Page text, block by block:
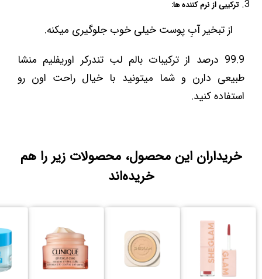
ترکیبی از نرم کننده ها:
از تبخیر آبِ پوست خیلی خوب جلوگیری میکنه.
99.9 درصد از ترکیبات بالم لب تندرکر اوریفلیم منشا
طبیعی دارن و شما میتونید با خیال راحت اون رو
استفاده کنید.
خریداران این محصول، محصولات زیر را هم
خریده‌اند